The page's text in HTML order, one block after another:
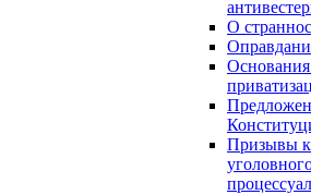
О
Призывы